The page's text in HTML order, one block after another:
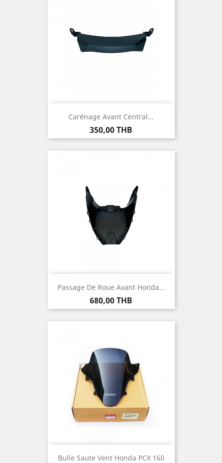
Carénage Avant Central...
Prix
350,00 THB
Passage De Roue Avant Honda...
Prix
680,00 THB
Bulle Saute Vent Honda PCX 160